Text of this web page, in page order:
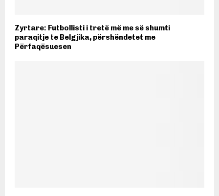
Zyrtare: Futbollisti i tretë më me së shumti
paraqitje te Belgjika, përshëndetet me
Përfaqësuesen